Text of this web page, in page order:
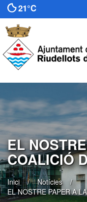
21°C
​EL
COALICIÓ
Inici
Notícies
​EL NOSTRE PAPER A